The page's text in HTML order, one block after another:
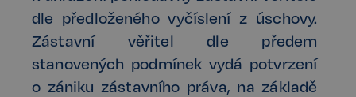
dle předloženého vyčíslení z úschovy.
Zástavní věřitel dle předem
stanovených podmínek vydá potvrzení
o zániku zástavního práva, na základě